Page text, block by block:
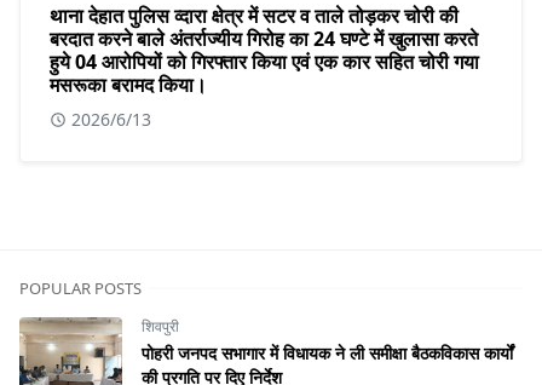
थाना देहात पुलिस व्दारा क्षेत्र में सटर व ताले तोड़कर चोरी की
बरदात करने बाले अंतर्राज्यीय गिरोह का 24 घण्टे में खुलासा करते
हुये 04 आरोपियों को गिरफ्तार किया एवं एक कार सहित चोरी गया
मसरूका बरामद किया।
2026/6/13
POPULAR POSTS
शिवपुरी
पोहरी जनपद सभागार में विधायक ने ली समीक्षा बैठकविकास कार्यों
की प्रगति पर दिए निर्देश